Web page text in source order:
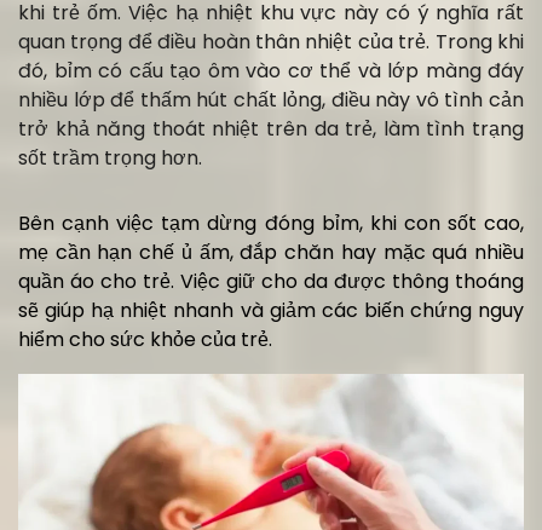
khi trẻ ốm. Việc hạ nhiệt khu vực này có ý nghĩa rất
quan trọng để điều hoàn thân nhiệt của trẻ. Trong khi
đó, bỉm có cấu tạo ôm vào cơ thể và lớp màng đáy
nhiều lớp để thấm hút chất lỏng, điều này vô tình cản
trở khả năng thoát nhiệt trên da trẻ, làm tình trạng
sốt trầm trọng hơn.
Bên cạnh việc tạm dừng đóng bỉm, khi con sốt cao,
mẹ cần hạn chế ủ ấm, đắp chăn hay mặc quá nhiều
quần áo cho trẻ. Việc giữ cho da được thông thoáng
sẽ giúp hạ nhiệt nhanh và giảm các biến chứng nguy
hiểm cho sức khỏe của trẻ.